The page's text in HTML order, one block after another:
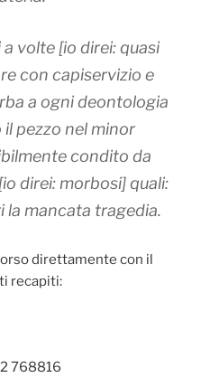
a volte [io direi:quasi
con capiservizio e
a ogni deontologia
pezzo nel minor
condito da
[io direi:morbosi] quali:
la mancata tragedia.
direttamente con il
recapiti:
768816